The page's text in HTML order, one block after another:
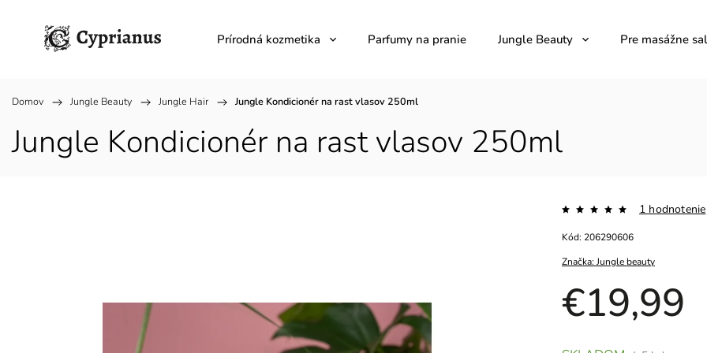
Prírodná kozmetika Parfumy na pranie Jungle Beauty Pre masážne
Domov / Jungle Beauty / Jungle Hair / Jungle Kondicionér na rast vlasov 250ml
Jungle Kondicionér na rast vlasov 250ml
Značka:Jungle beauty
1 hodnotenie
€19,99
Kód: 206290606